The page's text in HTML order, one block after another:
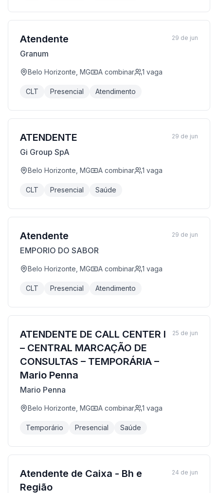
Atendente
Granum
Belo Horizonte, MG A combinar 1 vaga
CLT Presencial Atendimento
29 de jun
ATENDENTE
Gi Group SpA
Belo Horizonte, MG A combinar 1 vaga
CLT Presencial Saúde
29 de jun
Atendente
EMPORIO DO SABOR
Belo Horizonte, MG A combinar 1 vaga
CLT Presencial Atendimento
29 de jun
ATENDENTE DE CALL CENTER I
– CENTRAL MARCAÇÃO DE
CONSULTAS – TEMPORÁRIA –
Mario Penna
Mario Penna
Belo Horizonte, MG A combinar 1 vaga
Temporário Presencial Saúde
25 de jun
Atendente de Caixa - Bh e
Região
24 de jun